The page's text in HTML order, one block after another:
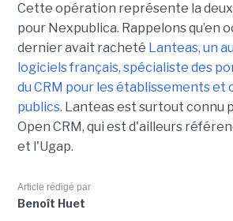
Cette opération représente la
pour Nexpublica. Rappelons qu’en
dernier avait racheté Lanteas, un
logiciels français, spécialiste des
du CRM pour les établissements
publics. Lanteas est surtout connu
Open CRM, qui est d'ailleurs
et l'Ugap.
Article rédigé par
Benoît Huet